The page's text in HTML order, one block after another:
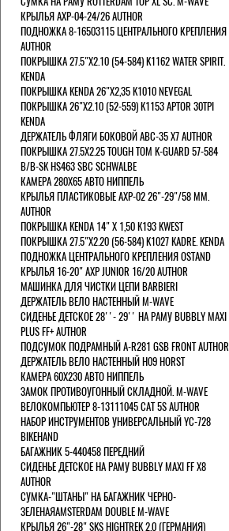
КРЫЛЬЯ AXP-04-24/26 AUTHOR
ПОДНОЖКА 8-16503115 ЦЕНТРАЛЬНОГО КРЕПЛЕНИЯ
AUTHOR
ПОКРЫШКА 27.5"Х2.10 (54-584) K1162 WATER SPIRIT.
KENDA
ПОКРЫШКА KENDA 26"Х2,35 K1010 NEVEGAL
ПОКРЫШКА 26"Х2.10 (52-559) K1153 APTOR 30TPI
KENDA
ДЕРЖАТЕЛЬ ФЛЯГИ БОКОВОЙ ABC-35 X7 AUTHOR
ПОКРЫШКА 27.5X2.25 TOUGH TOM K-GUARD 57-584
B/B-SK HS463 SBC SCHWALBE
КАМЕРА 280Х65 АВТО НИППЕЛЬ
КРЫЛЬЯ ПЛАСТИКОВЫЕ AXP-02 26"-29"/58 ММ.
AUTHOR
ПОКРЫШКА KENDA 14" Х 1,50 K193 KWEST
ПОКРЫШКА 27.5"Х2.20 (56-584) K1027 KADRE. KENDA
ПОДНОЖКА ЦЕНТРАЛЬНОГО КРЕПЛЕНИЯ OSTAND
КРЫЛЬЯ 16-20" AXP JUNIOR 16/20 AUTHOR
МАШИНКА ДЛЯ ЧИСТКИ ЦЕПИ BARBIERI
ДЕРЖАТЕЛЬ ВЕЛО НАСТЕННЫЙ M-WAVE
СИДЕНЬЕ ДЕТСКОЕ 28''- 29'' НА РАМУ BUBBLY MAXI
PLUS FF+ AUTHOR
ПОДСУМОК ПОДРАМНЫЙ A-R281 GSB FRONT AUTHOR
ДЕРЖАТЕЛЬ ВЕЛО НАСТЕННЫЙ H09 HORST
КАМЕРА 60X230 АВТО НИППЕЛЬ
ЗАМОК ПРОТИВОУГОННЫЙ СКЛАДНОЙ. M-WAVE
ВЕЛОКОМПЬЮТЕР 8-13111045 CAT 5S AUTHOR
НАБОР ИНСТРУМЕНТОВ УНИВЕРСАЛЬНЫЙ YC-728
BIKEHAND
БАГАЖНИК 5-440458 ПЕРЕДНИЙ
СИДЕНЬЕ ДЕТСКОЕ НА РАМУ BUBBLY MAXI FF X8
AUTHOR
СУМКА-"ШТАНЫ" НА БАГАЖНИК ЧЕРНО-
ЗЕЛЕНАЯAMSTERDAM DOUBLE M-WAVE
КРЫЛЬЯ 26"-28" SKS HIGHTREK 2.0 (ГЕРМАНИЯ)